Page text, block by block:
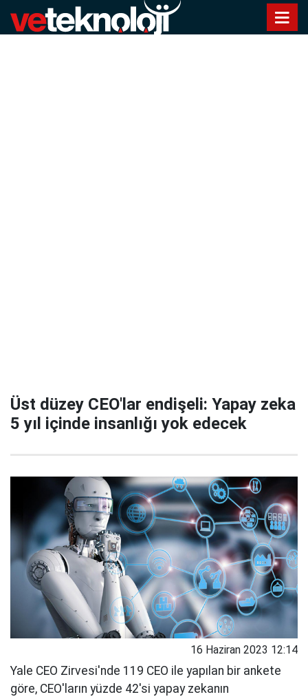
Üst düzey CEO'lar endişeli: Yapay zeka
5 yıl içinde insanlığı yok edecek
16 Haziran 2023 12:14
Yale CEO Zirvesi'nde 119 CEO ile yapılan bir ankete
göre, CEO'ların yüzde 42'si yapay zekanın